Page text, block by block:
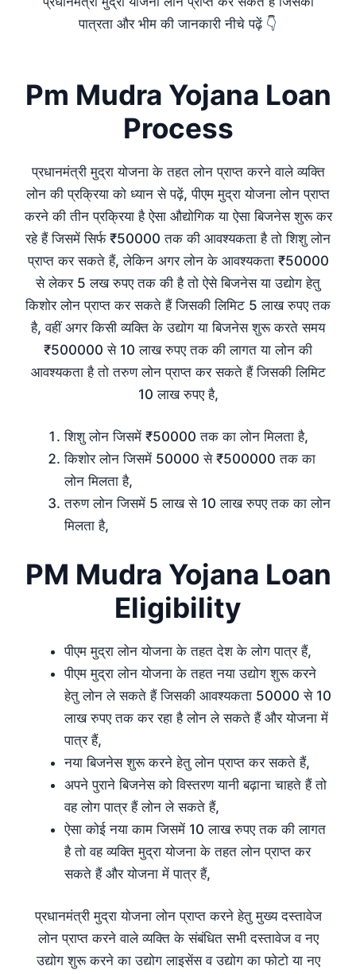
पात्रता और भीम की जानकारी नीचे पढ़ें 👇
Pm Mudra Yojana Loan
Process
प्रधानमंत्री मुद्रा योजना के तहत लोन प्राप्त करने वाले व्यक्ति
लोन की प्रक्रिया को ध्यान से पढ़ें, पीएम मुद्रा योजना लोन प्राप्त
करने की तीन प्रक्रिया है ऐसा औद्योगिक या ऐसा बिजनेस शुरू कर
रहे हैं जिसमें सिर्फ ₹50000 तक की आवश्यकता है तो शिशु लोन
प्राप्त कर सकते हैं, लेकिन अगर लोन के आवश्यकता ₹50000
से लेकर 5 लख रुपए तक की है तो ऐसे बिजनेस या उद्योग हेतु
किशोर लोन प्राप्त कर सकते हैं जिसकी लिमिट 5 लाख रुपए तक
है, वहीं अगर किसी व्यक्ति के उद्योग या बिजनेस शुरू करते समय
₹500000 से 10 लाख रुपए तक की लागत या लोन की
आवश्यकता है तो तरुण लोन प्राप्त कर सकते हैं जिसकी लिमिट
10 लाख रुपए है,
शिशु लोन जिसमें ₹50000 तक का लोन मिलता है,
किशोर लोन जिसमें 50000 से ₹500000 तक का
लोन मिलता है,
तरुण लोन जिसमें 5 लाख से 10 लाख रुपए तक का लोन
मिलता है,
PM Mudra Yojana Loan
Eligibility
पीएम मुद्रा लोन योजना के तहत देश के लोग पात्र हैं,
पीएम मुद्रा लोन योजना के तहत नया उद्योग शुरू करने
हेतु लोन ले सकते हैं जिसकी आवश्यकता 50000 से 10
लाख रुपए तक कर रहा है लोन ले सकते हैं और योजना में
पात्र हैं,
नया बिजनेस शुरू करने हेतु लोन प्राप्त कर सकते हैं,
अपने पुराने बिजनेस को विस्तरण यानी बढ़ाना चाहते हैं तो
वह लोग पात्र हैं लोन ले सकते हैं,
ऐसा कोई नया काम जिसमें 10 लाख रुपए तक की लागत
है तो वह व्यक्ति मुद्रा योजना के तहत लोन प्राप्त कर
सकते हैं और योजना में पात्र हैं,
प्रधानमंत्री मुद्रा योजना लोन प्राप्त करने हेतु मुख्य दस्तावेज
लोन प्राप्त करने वाले व्यक्ति के संबंधित सभी दस्तावेज व नए
उद्योग शुरू करने का उद्योग लाइसेंस व उद्योग का फोटो या नए